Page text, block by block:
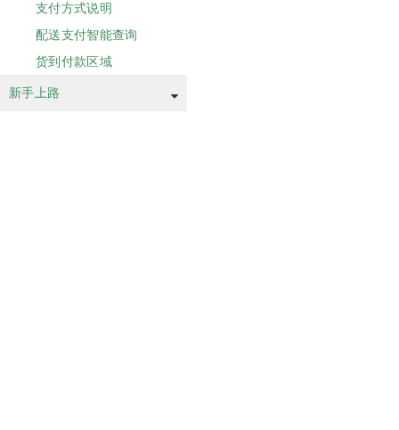
支付方式说明
配送支付智能查询
货到付款区域
新手上路